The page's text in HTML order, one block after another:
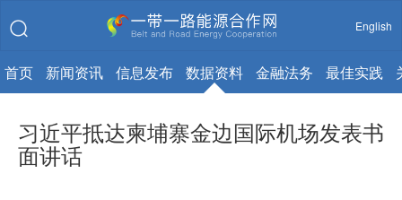
English
首页 新闻资讯 信息发布 数据资料 金融法务 最佳实践
习近平抵达柬埔寨金边国际机场发表书
面讲话